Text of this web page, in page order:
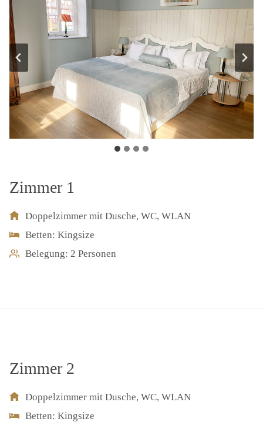
Zimmer 1
Doppelzimmer mit Dusche, WC, WLAN
Betten: Kingsize
Belegung: 2 Personen
Zimmer 2
Doppelzimmer mit Dusche, WC, WLAN
Betten: Kingsize